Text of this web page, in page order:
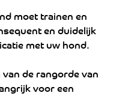
moet trainen en
en duidelijk
met uw hond.
de rangorde van
voor een